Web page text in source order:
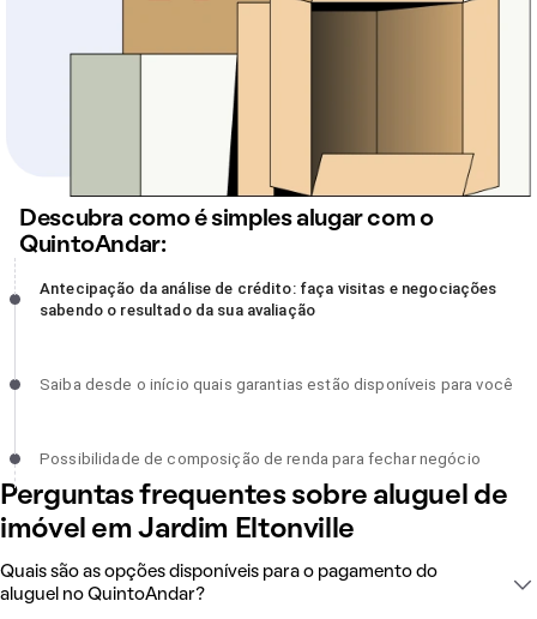
Descubra como é simples alugar com o
QuintoAndar:
Antecipação da análise de crédito: faça visitas e negociações
sabendo o resultado da sua avaliação, incompleto
Antecipação da análise de crédito: faça visitas e negociações
sabendo o resultado da sua avaliação
Saiba desde o início quais garantias estão disponíveis para você,
Saiba desde o início quais garantias estão disponíveis para você
Possibilidade de composição de renda para fechar negócio,
incompleto
Possibilidade de composição de renda para fechar negócio
Perguntas frequentes sobre aluguel de
imóvel em Jardim Eltonville
Quais são as opções disponíveis para o pagamento do
aluguel no QuintoAndar?